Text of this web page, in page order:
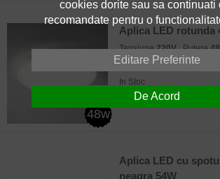
48w
Aplica LED rotunda
Tensiune220V, Putere
4250 lm
In Stoc
Aplica LED cu
neagra 54W
cookies dorite sau sa continuati
recomandate pentru o
Editare Preferinte
De Acord